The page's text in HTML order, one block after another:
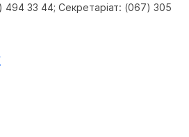
494 33 44; Секретаріат: (067) 305